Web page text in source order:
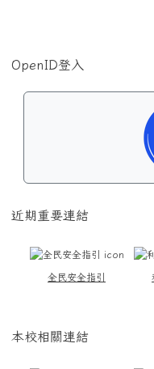
OpenID登入
近期重要連結
全民安全指引
本校相關連結